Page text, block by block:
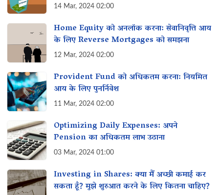
14 Mar, 2024 02:00
Home Equity को अनलॉक करना: सेवानिवृत्ति आय
के लिए Reverse Mortgages को समझना
12 Mar, 2024 02:00
Provident Fund को अधिकतम करना: नियमित
आय के लिए पुनर्निवेश
11 Mar, 2024 02:00
Optimizing Daily Expenses: अपने
Pension का अधिकतम लाभ उठाना
03 Mar, 2024 01:00
Investing in Shares: क्या मैं अच्छी कमाई कर
सकता हूँ? मुझे शुरुआत करने के लिए कितना चाहिए?